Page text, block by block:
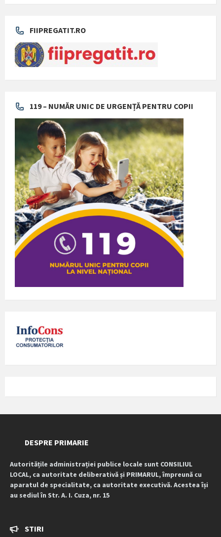
FIIPREGATIT.RO
119 – NUMĂR UNIC DE URGENȚĂ PENTRU COPII
DESPRE PRIMARIE
Autoritățile administrației publice locale sunt CONSILIUL
LOCAL, ca autoritate deliberativă și PRIMARUL, împreună cu
aparatul de specialitate, ca autoritate executivă. Acestea își
au sediul în Str. A. I. Cuza, nr. 15
STIRI